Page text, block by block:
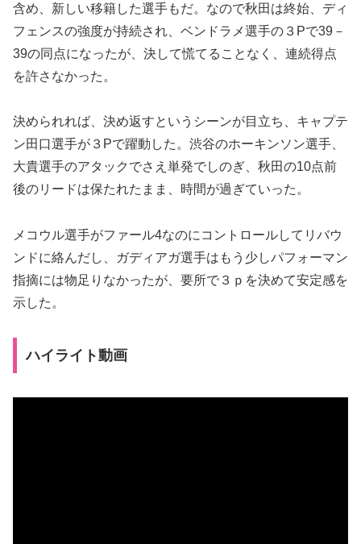
含め、新しい移籍した選手もだ。なので秋田は終始、ディ
フェンスの強度が持続され、ベンドラメ選手の３Pで39－
39の同点になったが、決して慌てることなく、連続得点
を許さなかった。
決められれば、決め返すというシーンが目立ち、キャプテ
ン田口選手が３Pで躍動した。渋谷のホーキンソン選手、
大貴選手のアタックでさえ単発でしのぎ、秋田の10点前
後のリードは保たれたまま、時間が過ぎていった。
メコウル選手がファール4なのにコントロールしてリバウ
ンドに絡んだし、ガディアガ選手はもう少しパフォーマン
指摘には物足りなかったが、要所で３ｐを決めて安定感を
示した。
ハイライト動画